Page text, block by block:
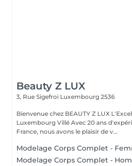
Beauty Z LUX
3, Rue Sigefroi Luxembourg 2536
Bienvenue chez BEAUTY Z LUX
Luxembourg Villé Avec 20 ans d'expérience en Russie et en
France, nous avons le plaisir de v...
Modelage Corps Complet -
Modelage Corps Complet -